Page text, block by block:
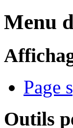
Menu
Page
Outils